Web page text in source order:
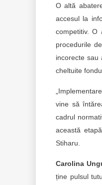
O altă
accesul la
competitiv. O
procedurile
incorecte sau
cheltuite
vine să
cadrul
această
Stiharu.
Carolina
ține pulsul